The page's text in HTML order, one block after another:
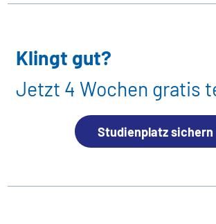
Klingt gut?
Jetzt 4 Wochen gratis
Studienplatz sichern